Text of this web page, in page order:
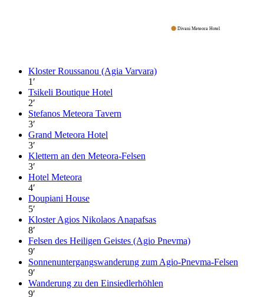
Divani Meteora Hotel
Kloster Roussanou (Agia Varvara)
1′
Tsikeli Boutique Hotel
2′
Stefanos Meteora Tavern
3′
Grand Meteora Hotel
3′
Klettern an den Meteora-Felsen
3′
Hotel Meteora
4′
Doupiani House
5′
Kloster Agios Nikolaos Anapafsas
8′
Felsen des Heiligen Geistes (Agio Pnevma)
9′
Sonnenuntergangswanderung zum Agio-Pnevma-Felsen
9′
Wanderung zu den Einsiedlerhöhlen
9′